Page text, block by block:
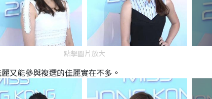
點擊圖片放大
又能參與複選的佳麗實在不多。